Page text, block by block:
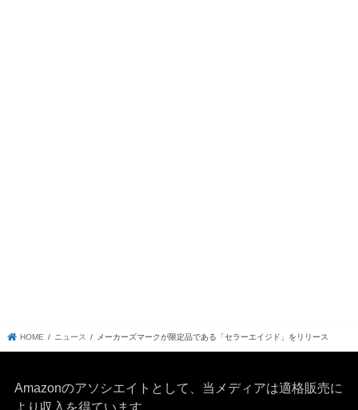
HOME ニュース メーカーズマークが限定品である「セラーエイジド」をリリース
Amazonのアソシエイトとして、当メディアは適格販売に
より収入を得ています。